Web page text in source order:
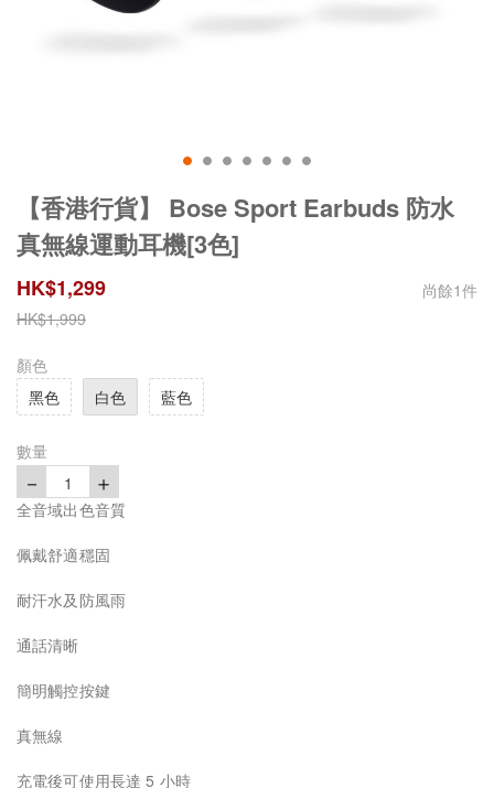
【香港行貨】 Bose Sport Earbuds 防水
真無線運動耳機[3色]
HK$1,299 尚餘1件
HK$1,999
顏色
黑色
白色 藍色
數量
－ 1 ＋
全音域出色音質
佩戴舒適穩固
耐汗水及防風雨
通話清晰
簡明觸控按鍵
真無線
充電後可使用長達 5 小時